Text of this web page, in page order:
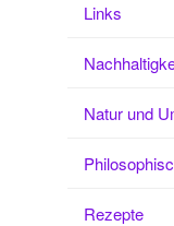
Links
Natur und
Rezepte